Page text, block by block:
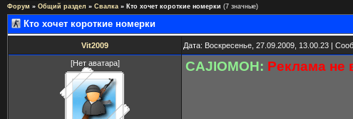
Форум » Общий раздел » Свалка » Кто хочет короткие номерки (7 значные)
Кто хочет короткие номерки
Vit2009 Дата: Воскресенье, 27.09.2009, 13.00.23 |
[Нет аватара] CAJIOMOH: Реклама не